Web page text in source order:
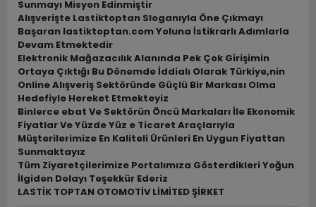
Sunmayı Misyon Edinmiştir
Alışverişte Lastiktoptan Sloganıyla Öne Çıkmayı
Başaran lastiktoptan.com Yoluna İstikrarlı Adımlarla
Devam Etmektedir
Elektronik Mağazacılık Alanında Pek Çok Girişimin
Ortaya Çıktığı Bu Dönemde İddialı Olarak Türkiye,nin
Online Alışveriş Sektöründe Güçlü Bir Markası Olma
Hedefiyle Hereket Etmekteyiz
Binlerce ebat Ve Sektörün Öncü Markaları İle Ekonomik
Fiyatlar Ve Yüzde Yüz e Ticaret Araçlarıyla
Müşterilerimize En Kaliteli Ürünleri En Uygun Fiyattan
Sunmaktayız
Tüm Ziyaretçilerimize Portalımıza Gösterdikleri Yoğun
İlgiden Dolayı Teşekkür Ederiz
LASTİK TOPTAN OTOMOTİV LİMİTED ŞİRKET